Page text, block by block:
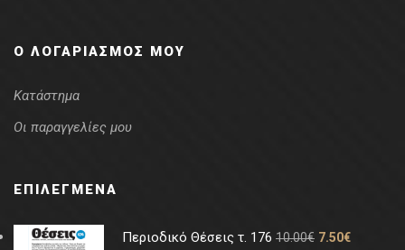
Ο ΛΟΓΑΡΙΑΣΜΌΣ ΜΟΥ
Κατάστημα
Οι παραγγελίες μου
ΕΠΙΛΕΓΜΈΝΑ
Περιοδικό Θέσεις τ. 176 10.00€ 7.50€